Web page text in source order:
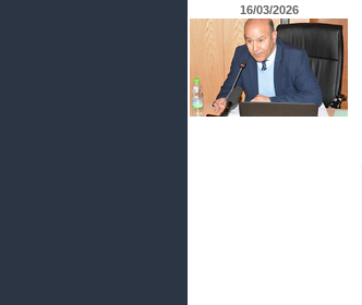
16/03/2026